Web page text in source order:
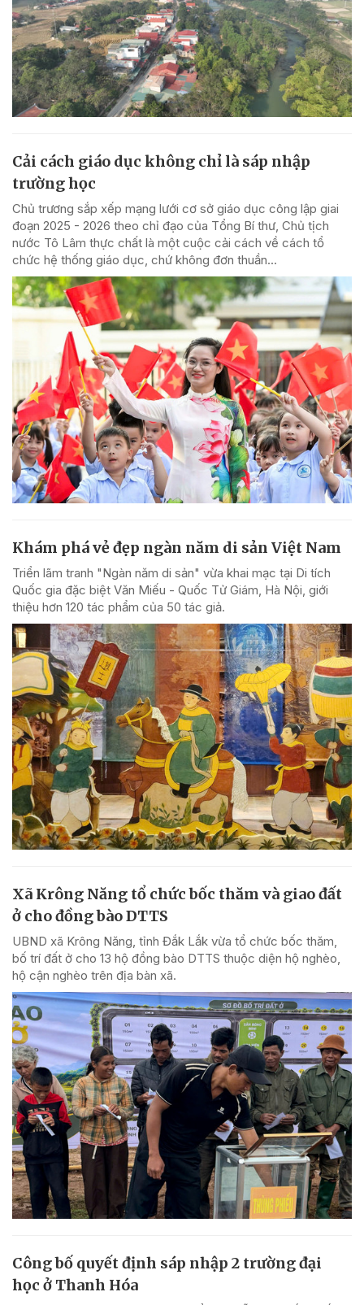
Cải cách giáo dục không chỉ là sáp nhập
trường học
Chủ trương sắp xếp mạng lưới cơ sở giáo dục công lập giai
đoạn 2025 - 2026 theo chỉ đạo của Tổng Bí thư, Chủ tịch
nước Tô Lâm thực chất là một cuộc cải cách về cách tổ
chức hệ thống giáo dục, chứ không đơn thuần...
Khám phá vẻ đẹp ngàn năm di sản Việt Nam
Triển lãm tranh "Ngàn năm di sản" vừa khai mạc tại Di tích
Quốc gia đặc biệt Văn Miếu - Quốc Tử Giám, Hà Nội, giới
thiệu hơn 120 tác phẩm của 50 tác giả.
Xã Krông Năng tổ chức bốc thăm và giao đất
ở cho đồng bào DTTS
UBND xã Krông Năng, tỉnh Đắk Lắk vừa tổ chức bốc thăm,
bố trí đất ở cho 13 hộ đồng bào DTTS thuộc diện hộ nghèo,
hộ cận nghèo trên địa bàn xã.
Công bố quyết định sáp nhập 2 trường đại
học ở Thanh Hóa